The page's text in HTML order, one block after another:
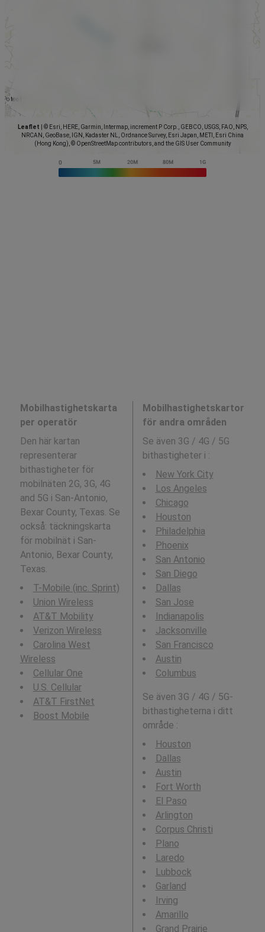
Leaflet
© Esri, HERE, Garmin, Intermap, increment P Corp., GEBCO, USGS, FAO, NPS,
NRCAN, GeoBase, IGN, Kadaster NL, Ordnance Survey, Esri Japan, METI, Esri China
(Hong Kong), © OpenStreetMap contributors, and the GIS User Community
Mobilhastighetskarta
per operatör
Den här kartan
representerar
bithastigheter för
mobilnäten 2G, 3G, 4G
and 5G i San-Antonio,
Bexar County, Texas. Se
också: täckningskarta
för mobilnät i San-
Antonio, Bexar County,
Texas.
T-Mobile (inc. Sprint)
Union Wireless
AT&T Mobility
Verizon Wireless
Carolina West
Wireless
Cellular One
U.S. Cellular
AT&T FirstNet
Boost Mobile
Mobilhastighetskartor
för andra områden
Se även 3G / 4G / 5G
bithastigheter i :
New York City
Los Angeles
Chicago
Houston
Philadelphia
Phoenix
San Antonio
San Diego
Dallas
San Jose
Indianapolis
Jacksonville
San Francisco
Austin
Columbus
Se även 3G / 4G / 5G-
bithastigheterna i ditt
område :
Houston
Dallas
Austin
Fort Worth
El Paso
Arlington
Corpus Christi
Plano
Laredo
Lubbock
Garland
Irving
Amarillo
Grand Prairie